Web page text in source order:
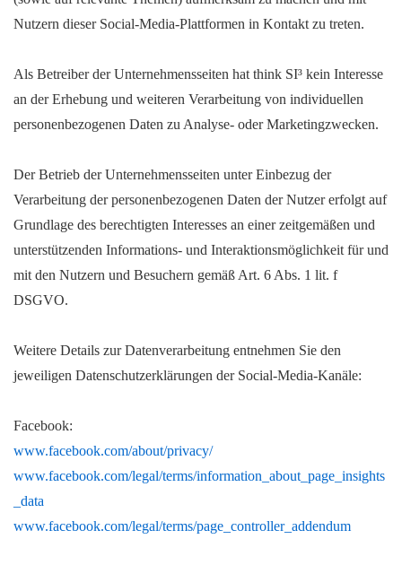
Nutzern dieser Social-Media-Plattformen in Kontakt zu treten.
Als Betreiber der Unternehmensseiten hat think SI³ kein Interesse
an der Erhebung und weiteren Verarbeitung von individuellen
personenbezogenen Daten zu Analyse- oder Marketingzwecken.
Der Betrieb der Unternehmensseiten unter Einbezug der
Verarbeitung der personenbezogenen Daten der Nutzer erfolgt auf
Grundlage des berechtigten Interesses an einer zeitgemäßen und
unterstützenden Informations- und Interaktionsmöglichkeit für und
mit den Nutzern und Besuchern gemäß Art. 6 Abs. 1 lit. f
DSGVO.
Weitere Details zur Datenverarbeitung entnehmen Sie den
jeweiligen Datenschutzerklärungen der Social-Media-Kanäle:
Facebook:
www.facebook.com/about/privacy/
www.facebook.com/legal/terms/information_about_page_insights
_data
www.facebook.com/legal/terms/page_controller_addendum